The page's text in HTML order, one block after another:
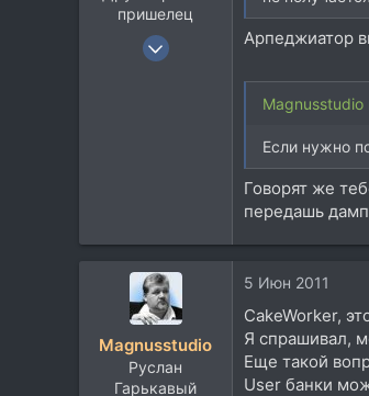
пришелец
10 Ноя 2002
Арпеджиатор
Magnusstudio
Если нужно
Говорят же
передашь
Magnusstudio
Руслан
Гарькавый
5 Июн 2011
CakeWorker,
Я спрашивал,
Еще такой
User банки